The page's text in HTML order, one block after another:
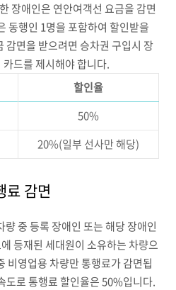
장애인은 연안여객선 요금을 감면
동행인 1명을 포함하여 할인받을
감면을 받으려면 승차권 구입시 장
드를 제시해야 합니다.
할인율
50%
20%(일부 선사만 해당)
료 감면
중 등록 장애인 또는 해당 장애인
등재된 세대원이 소유하는 차량으
비영업용 차량만 통행료가 감면됩
도로 통행료 할인율은 50%입니다.